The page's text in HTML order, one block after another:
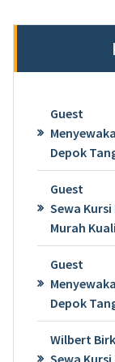
Guest
Depok
Guest
Sewa
Murah
Guest
Depok
Wilbert